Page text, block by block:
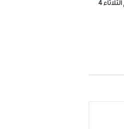
أسعار الدولار والعملات الأجنبية اليوم الثلاثاء 4